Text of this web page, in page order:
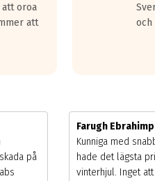
oroa
att
och
på
Farugh
Kunniga med
hade det lägsta
vinterhjul. Inget